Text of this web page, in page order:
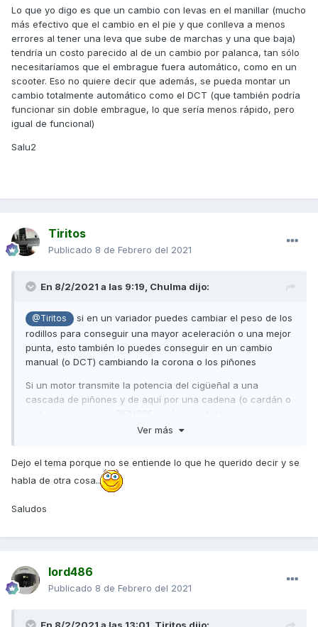
encendido para reducir el par especialmente en las
reducciones), se pueden utilizar sin utilizar la maneta de
embrague.
Como curiosidad, yo lo he comprobado en una Z400
porque me recalcaron lo seguros y eficientes que eran los
cambios actuales... Esto viene al accidente que tuve hace
22 años al probar una GPZ400.
Saludos,
Lo que yo digo es que un cambio con levas en el manillar (mucho
más efectivo que el cambio en el pie y que conlleva a menos
errores al tener una leva que sube de marchas y una que baja)
tendría un costo parecido al de un cambio por palanca, tan sólo
necesitaríamos que el embrague fuera automático, como en un
scooter. Eso no quiere decir que además, se pueda montar un
cambio totalmente automático como el DCT (que también podría
funcionar sin doble embrague, lo que sería menos rápido, pero
igual de funcional)
Salu2
Tiritos
Publicado 8 de Febrero del 2021
En 8/2/2021 a las 9:19, Chulma dijo:
@Tiritos
si en un variador puedes cambiar el peso de los
rodillos para conseguir una mayor aceleración o una mejor
punta, esto también lo puedes conseguir en un cambio
manual (o DCT) cambiando la corona o los piñones
Si un motor transmite la potencia del cigüeñal a una
cascada de piñones y de aquí por una cadena (o cardán o
cualquiera de los sistemas que utilizan la AK, la C650 o la
correas + cadena, aparte de pasar por más ejes
lo que encarece el sistema automático,
es la programación (y los sensores necesarios) para que el
automático, con las levas en el manillar y siendo el
que un cambio manual (de hecho, seguiría siendo un
cambio manual) en los scooters lo estamos viendo ya que
todos llevan el embrague automático y recuerdo que ahora
tocar el embrague
Ver más
Dejo el tema porque no se entiende lo que he querido decir y se
habla de otra cosa..
Saludos
lord486
Publicado 8 de Febrero del 2021